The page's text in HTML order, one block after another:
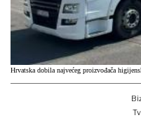
Hrvatska dobila najvećeg proizvođača